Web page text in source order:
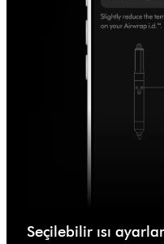
Seçilebilir ısı